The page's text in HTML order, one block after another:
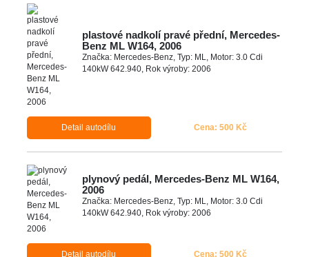
plastové nadkolí pravé přední, Mercedes-
Benz ML W164, 2006
Značka: Mercedes-Benz, Typ: ML, Motor: 3.0 Cdi
140kW 642.940, Rok výroby: 2006
Detail autodílu Cena: 500 Kč
plynový pedál, Mercedes-Benz ML W164,
2006
Značka: Mercedes-Benz, Typ: ML, Motor: 3.0 Cdi
140kW 642.940, Rok výroby: 2006
Detail autodílu Cena: 500 Kč